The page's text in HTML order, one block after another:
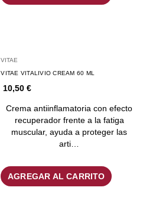
VITAE
VITAE VITALIVIO CREAM 60 ML
10,50 €
Crema antiinflamatoria con efecto
recuperador frente a la fatiga
muscular, ayuda a proteger las
arti…
AGREGAR AL CARRITO